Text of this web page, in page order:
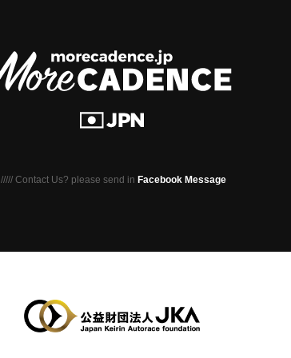
///// Contact Us? please send in Facebook Message